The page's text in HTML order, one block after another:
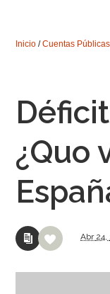
Inicio /Cuentas Públicas
¿Quo
Abr 24,